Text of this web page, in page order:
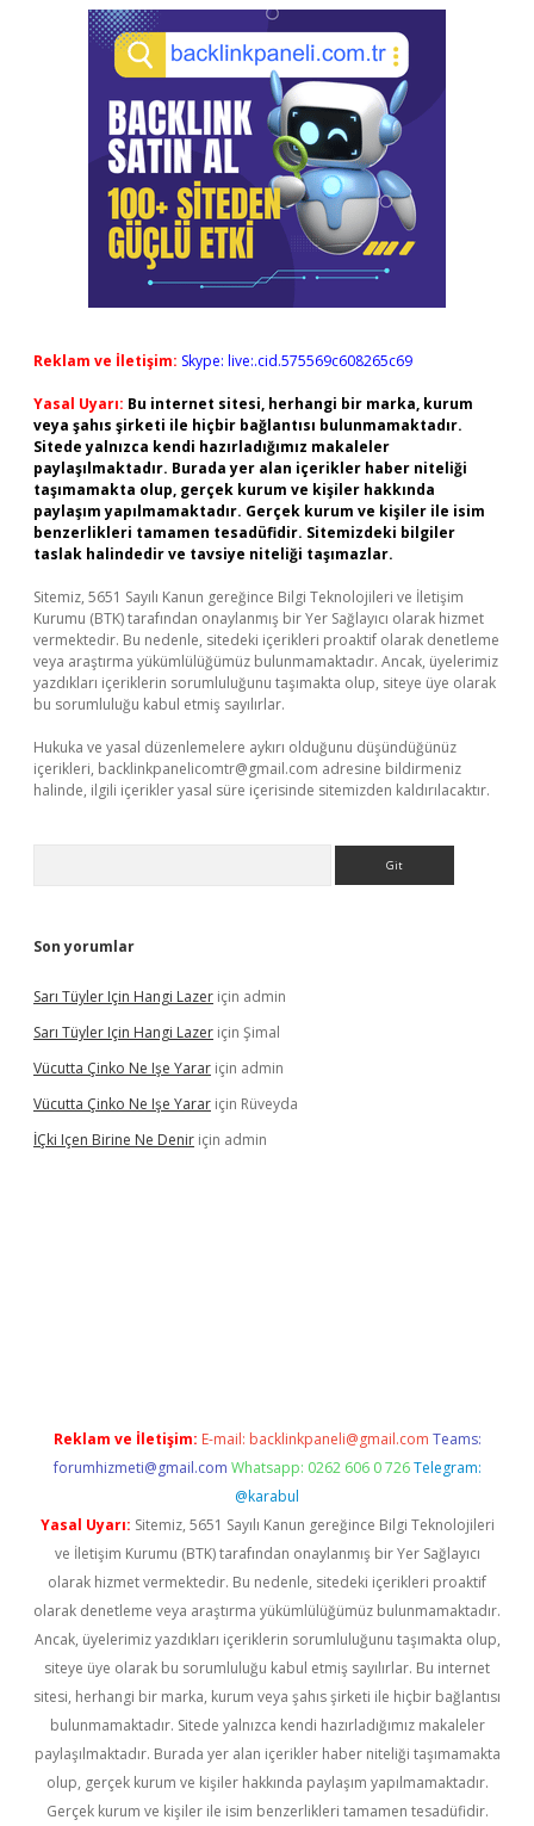
Reklam ve İletişim: Skype: live:.cid.575569c608265c69
Yasal Uyarı: Bu internet sitesi, herhangi bir marka, kurum
veya şahıs şirketi ile hiçbir bağlantısı bulunmamaktadır.
Sitede yalnızca kendi hazırladığımız makaleler
paylaşılmaktadır. Burada yer alan içerikler haber niteliği
taşımamakta olup, gerçek kurum ve kişiler hakkında
paylaşım yapılmamaktadır. Gerçek kurum ve kişiler ile isim
benzerlikleri tamamen tesadüfidir. Sitemizdeki bilgiler
taslak halindedir ve tavsiye niteliği taşımazlar.
Sitemiz, 5651 Sayılı Kanun gereğince Bilgi Teknolojileri ve İletişim
Kurumu (BTK) tarafından onaylanmış bir Yer Sağlayıcı olarak hizmet
vermektedir. Bu nedenle, sitedeki içerikleri proaktif olarak denetleme
veya araştırma yükümlülüğümüz bulunmamaktadır. Ancak, üyelerimiz
yazdıkları içeriklerin sorumluluğunu taşımakta olup, siteye üye olarak
bu sorumluluğu kabul etmiş sayılırlar.
Hukuka ve yasal düzenlemelere aykırı olduğunu düşündüğünüz
içerikleri, backlinkpanelicomtr@gmail.com adresine bildirmeniz
halinde, ilgili içerikler yasal süre içerisinde sitemizden kaldırılacaktır.
Son yorumlar
Sarı Tüyler Için Hangi Lazer için admin
Sarı Tüyler Için Hangi Lazer için Şimal
Vücutta Çinko Ne Işe Yarar için admin
Vücutta Çinko Ne Işe Yarar için Rüveyda
İÇki Içen Birine Ne Denir için admin
Reklam ve İletişim: E-mail: backlinkpaneli@gmail.com Teams:
forumhizmeti@gmail.com Whatsapp: 0262 606 0 726 Telegram:
@karabul
Yasal Uyarı: Sitemiz, 5651 Sayılı Kanun gereğince Bilgi Teknolojileri
ve İletişim Kurumu (BTK) tarafından onaylanmış bir Yer Sağlayıcı
olarak hizmet vermektedir. Bu nedenle, sitedeki içerikleri proaktif
olarak denetleme veya araştırma yükümlülüğümüz bulunmamaktadır.
Ancak, üyelerimiz yazdıkları içeriklerin sorumluluğunu taşımakta olup,
siteye üye olarak bu sorumluluğu kabul etmiş sayılırlar. Bu internet
sitesi, herhangi bir marka, kurum veya şahıs şirketi ile hiçbir bağlantısı
bulunmamaktadır. Sitede yalnızca kendi hazırladığımız makaleler
paylaşılmaktadır. Burada yer alan içerikler haber niteliği taşımamakta
olup, gerçek kurum ve kişiler hakkında paylaşım yapılmamaktadır.
Gerçek kurum ve kişiler ile isim benzerlikleri tamamen tesadüfidir.